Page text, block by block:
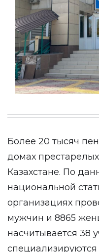
Более 20 тысяч
домах
Казахстане. По
национальной
организациях
мужчин и 8865
насчитывается 38